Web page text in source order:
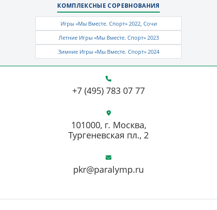
КОМПЛЕКСНЫЕ СОРЕВНОВАНИЯ
Игры «Мы Вместе. Спорт» 2022, Сочи
Летние Игры «Мы Вместе. Спорт» 2023
Зимние Игры «Мы Вместе. Спорт» 2024
+7 (495) 783 07 77
pkr@paralymp.ru
101000, г. Москва,
Тургеневская пл., 2